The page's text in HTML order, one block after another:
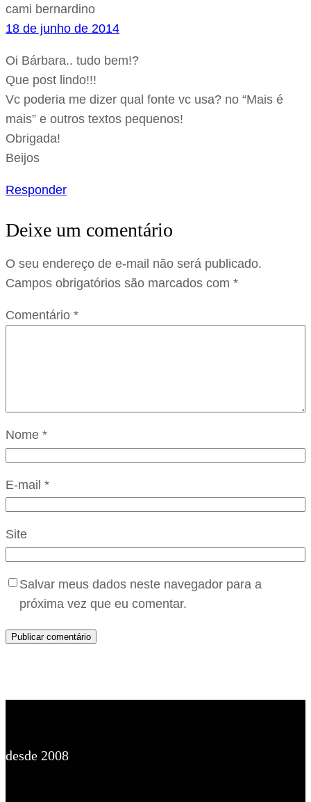
cami bernardino
18 de junho de 2014
Oi Bárbara.. tudo bem!?
Que post lindo!!!
Vc poderia me dizer qual fonte vc usa? no “Mais é
mais” e outros textos pequenos!
Obrigada!
Beijos
Responder
Deixe um comentário
O seu endereço de e-mail não será publicado.
Campos obrigatórios são marcados com *
Comentário *
Nome *
E-mail *
Site
Salvar meus dados neste navegador para a
próxima vez que eu comentar.
desde 2008